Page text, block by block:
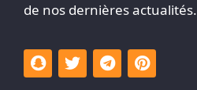
de nos dernières actualités.